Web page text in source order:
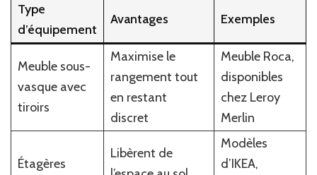
Type
d’équipement
Avantages Exemples
Meuble sous-
vasque avec
tiroirs
Maximise le
rangement tout
en restant
discret
Meuble Roca,
disponibles
chez Leroy
Merlin
Étagères
Libèrent de
Modèles
d’IKEA,